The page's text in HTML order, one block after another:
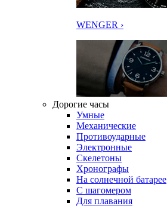
WENGER ›
Дорогие часы
Умные
Механические
Противоударные
Электронные
Скелетоны
Хронографы
На солнечной батарее
С шагомером
Для плавания